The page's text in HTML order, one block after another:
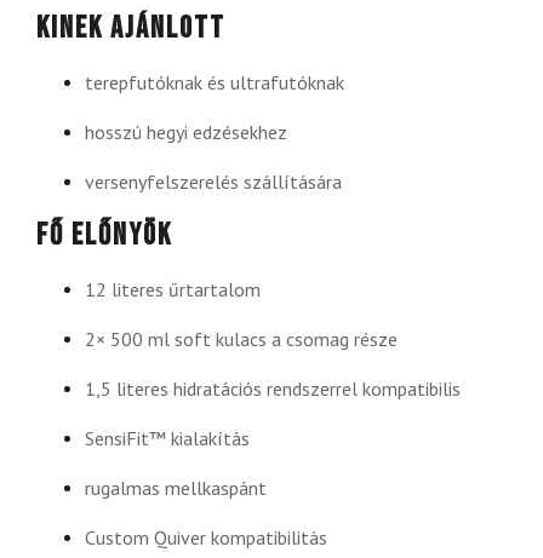
Kinek ajánlott
terepfutóknak és ultrafutóknak
hosszú hegyi edzésekhez
versenyfelszerelés szállítására
Fő előnyök
12 literes űrtartalom
2× 500 ml soft kulacs a csomag része
1,5 literes hidratációs rendszerrel kompatibilis
SensiFit™ kialakítás
rugalmas mellkaspánt
Custom Quiver kompatibilitás